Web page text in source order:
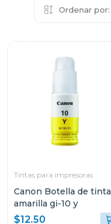
Ordenar por:
Tintas para impresoras
Canon Botella de tinta
amarilla gi-10 y
$12.50